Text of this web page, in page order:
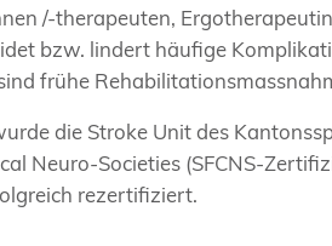
/-therapeuten,
bzw. lindert häufige
frühe
die Stroke Unit des
Neuro-Societies (SFCNS-
rezertifiziert.